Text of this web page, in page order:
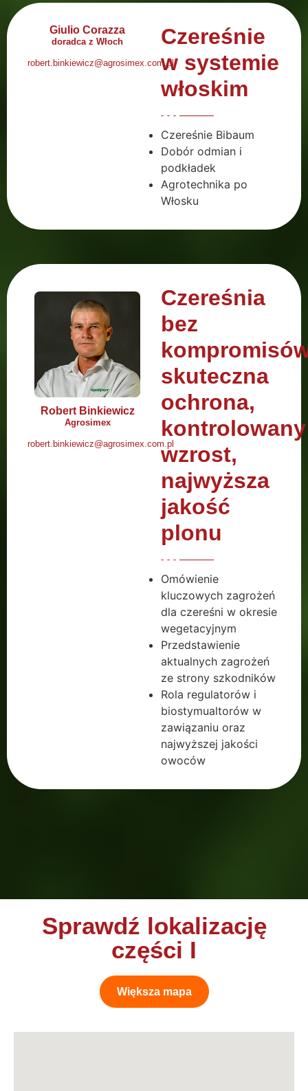
Giulio Corazza
doradca z Włoch
robert.binkiewicz@agrosimex.com.pl
Czereśnie
w systemie
włoskim
Czereśnie Bibaum
Dobór odmian i
podkładek
Agrotechnika po
Włosku
Robert Binkiewicz
Agrosimex
robert.binkiewicz@agrosimex.com.pl
Czereśnia
bez
skuteczna
ochrona,
kontrolowany
wzrost,
najwyższa
jakość
plonu
Omówienie
kluczowych zagrożeń
dla czereśni w okresie
wegetacyjnym
Przedstawienie
aktualnych zagrożeń
ze strony szkodników
Rola regulatorów i
biostymualtorów w
zawiązaniu oraz
najwyższej jakości
owoców
Sprawdź lokalizację
części I
Większa mapa